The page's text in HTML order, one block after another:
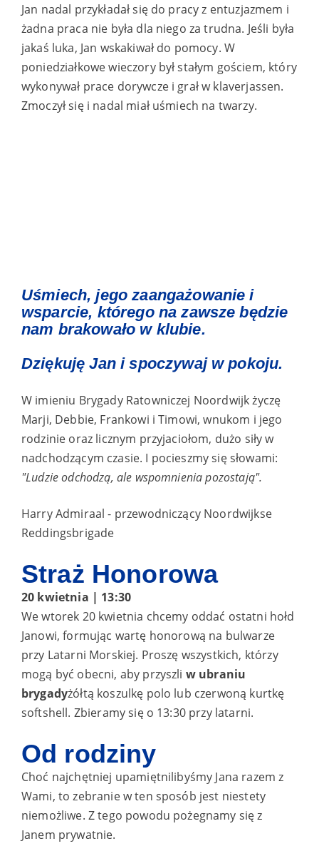
Jan nadal przykładał się do pracy z entuzjazmem i
żadna praca nie była dla niego za trudna. Jeśli była
jakaś luka, Jan wskakiwał do pomocy. W
poniedziałkowe wieczory był stałym gościem, który
wykonywał prace dorywcze i grał w klaverjassen.
Zmoczył się i nadal miał uśmiech na twarzy.
Uśmiech, jego zaangażowanie i
wsparcie, którego na zawsze będzie
nam brakowało w klubie.
Dziękuję Jan i spoczywaj w pokoju.
W imieniu Brygady Ratowniczej Noordwijk życzę
Marji, Debbie, Frankowi i Timowi, wnukom i jego
rodzinie oraz licznym przyjaciołom, dużo siły w
nadchodzącym czasie. I pocieszmy się słowami:
"Ludzie odchodzą, ale wspomnienia pozostają".
Harry Admiraal - przewodniczący Noordwijkse
Reddingsbrigade
Straż Honorowa
20 kwietnia | 13:30
We wtorek 20 kwietnia chcemy oddać ostatni hołd
Janowi, formując wartę honorową na bulwarze
przy Latarni Morskiej. Proszę wszystkich, którzy
mogą być obecni, aby przyszli w ubraniu
brygadyżółtą koszulkę polo lub czerwoną kurtkę
softshell. Zbieramy się o 13:30 przy latarni.
Od rodziny
Choć najchętniej upamiętnilibyśmy Jana razem z
Wami, to zebranie w ten sposób jest niestety
niemożliwe. Z tego powodu pożegnamy się z
Janem prywatnie.